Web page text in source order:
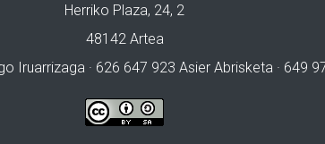
Herriko Plaza, 24, 2
48142 Artea
Iruarrizaga · 626 647 923 Asier Abrisketa · 649